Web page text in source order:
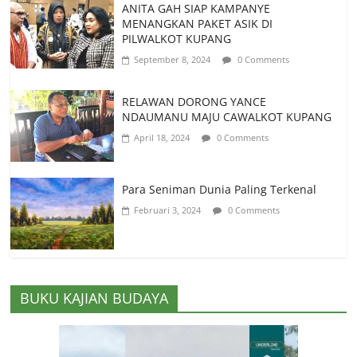
ANITA GAH SIAP KAMPANYE
MENANGKAN PAKET ASIK DI
PILWALKOT KUPANG
September 8, 2024 0 Comments
RELAWAN DORONG YANCE
NDAUMANU MAJU CAWALKOT KUPANG
April 18, 2024 0 Comments
Para Seniman Dunia Paling Terkenal
Februari 3, 2024 0 Comments
BUKU KAJIAN BUDAYA